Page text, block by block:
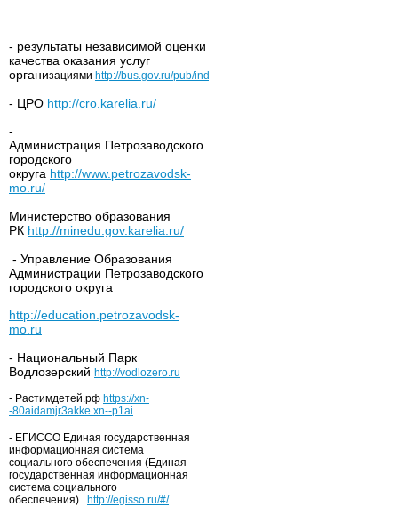
- результаты независимой оценки
качества оказания услуг
организациями http://bus.gov.ru/pub/independentRating/list
- ЦРО http://cro.karelia.ru/
-
Администрация Петрозаводского
городского
округа http://www.petrozavodsk-
mo.ru/
Министерство образования
РК http://minedu.gov.karelia.ru/
- Управление Образования
Администрации Петрозаводского
городского округа
http://education.petrozavodsk-
mo.ru
- Национальный Парк
Водлозерский http://vodlozero.ru
- Растимдетей.рф https://xn-
-80aidamjr3akke.xn--p1ai
- ЕГИССО Единая государственная
информационная система
социального обеспечения (Единая
государственная информационная
система социального
обеспечения)
http://egisso.ru/#/